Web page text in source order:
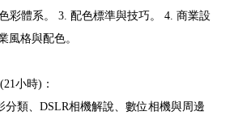
彩體系。 3. 配色標準與技巧。 4. 商業設
風格與配色。
小時)：
分類、DSLR相機解說、數位相機與周邊